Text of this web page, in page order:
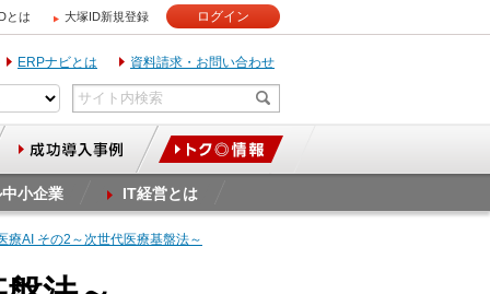
とは 大塚ID新規登録 ログイン
ERPナビとは 資料請求・お問い合わせ
小企業 IT経営とは
療AI その2～次世代医療基盤法～